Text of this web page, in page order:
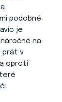
podobné
je
na
prát v
oproti